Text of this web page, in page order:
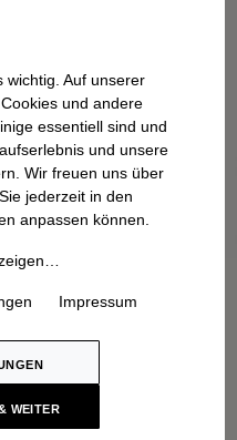
wichtig. Auf unserer
und andere
essentiell sind und
und unsere
Wir freuen uns über
jederzeit in den
anpassen können.
Impressum
WEITER